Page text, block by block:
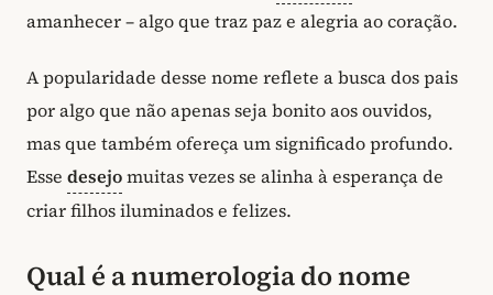
amanhecer – algo que traz paz e alegria ao coração.
A popularidade desse nome reflete a busca dos pais
por algo que não apenas seja bonito aos ouvidos,
mas que também ofereça um significado profundo.
Esse desejomuitas vezes se alinha à esperança de
criar filhos iluminados e felizes.
Qual é a numerologia do nome